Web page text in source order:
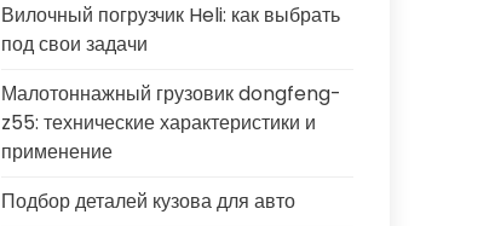
Вилочный погрузчик Heli: как выбрать
под свои задачи
Малотоннажный грузовик dongfeng-
z55: технические характеристики и
применение
Подбор деталей кузова для авто